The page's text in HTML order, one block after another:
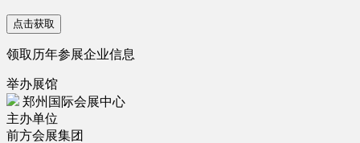
点击获取
领取历年参展企业信息
举办展馆
郑州国际会展中心
主办单位
前方会展集团